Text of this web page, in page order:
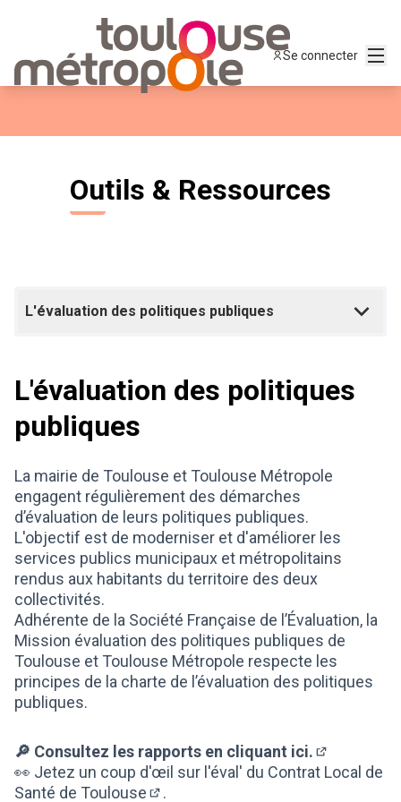
Se connecter
Outils & Ressources
L'évaluation des politiques publiques
L'évaluation des politiques
publiques
La mairie de Toulouse et Toulouse Métropole
engagent régulièrement des démarches
d’évaluation de leurs politiques publiques.
L'objectif est de moderniser et d'améliorer les
services publics municipaux et métropolitains
rendus aux habitants du territoire des deux
collectivités.
Adhérente de la Société Française de l’Évaluation, la
Mission évaluation des politiques publiques de
Toulouse et Toulouse Métropole respecte les
principes de la charte de l’évaluation des politiques
publiques.
🔎 Consultez les rapports en cliquant ici.
(Lien
👀 Jetez un coup d'œil sur l'éval' du Contrat Local de
Santé de Toulouse
.